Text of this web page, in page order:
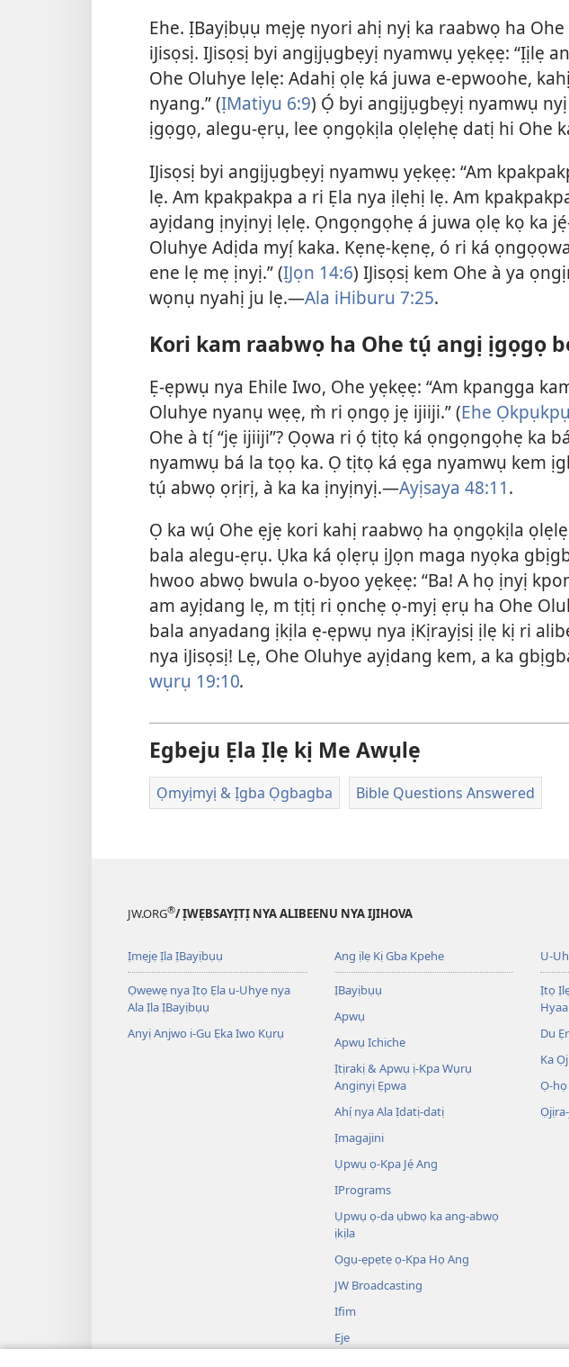
Ehe. ỊBayịbụụ mẹjẹ nyori ahị nyị ka raabwọ ha
iJisọsị. IJisọsị byi angịjụgbẹyị nyamwụ yẹkẹẹ: “Ịịlẹ
Ohe Oluhye lẹlẹ: Adahị ọlẹ ká juwa e-epwoohe,
nyang.” (ỊMatiyu 6:9) Ọ́ byi angịjụgbẹyị nyamwụ
ịgọgọ, alegu-ẹrụ, lee ọngọkịla ọlẹlẹhẹ datị hi Ohe
IJisọsị byi angịjụgbẹyị nyamwụ yẹkẹẹ: “Am
lẹ. Am kpakpakpa a ri Ẹla nya ịlẹhị lẹ. Am
ayịdang ịnyịnyị lẹlẹ. Ọngọngọhẹ á juwa ọlẹ kọ ka
Oluhye Adịda myị́ kaka. Kẹnẹ-kẹnẹ, ó ri ká
ene lẹ mẹ ịnyị.” (ỊJọn 14:6) IJisọsị kem Ohe à ya
wọnụ nyahị ju lẹ.—Ala iHiburu 7:25.
Kori kam raabwọ ha Ohe tụ́ angị ịgọgọ
Ẹ-ẹpwụ nya Ehile Iwo, Ohe yẹkẹẹ: “Am kpangga
Oluhye nyanụ wẹẹ, m̀ ri ọngọ jẹ ijiiji.” (Ehe
Ohe à tị́ “jẹ ijiiji”? Ọọwa ri ọ́ tịtọ ká ọngọngọhẹ ka
nyamwụ bá la tọọ ka. Ọ tịtọ ká ẹga nyamwụ kem
tụ́ abwọ ọrịrị, à ka ka ịnyịnyị.—Ayịsaya 48:11.
Ọ ka wụ́ Ohe ẹjẹ kori kahị raabwọ ha ọngọkịla
bala alegu-ẹrụ. Ụka ká ọlẹrụ ịJọn maga nyọka
hwoo abwọ bwula o-byoo yẹkẹẹ: “Ba! A họ ịnyị
am ayịdang lẹ, m tịtị ri ọnchẹ ọ-myị ẹrụ ha Ohe
bala anyadang ịkịla ẹ-ẹpwụ nya ịKịrayịsị ịlẹ kị ri
nya iJisọsị! Lẹ, Ohe Oluhye ayịdang kem, a ka
wụrụ 19:10.
Egbeju Ẹla Ịlẹ kị Me Awụlẹ
Ọmyịmyị & Ịgba Ọgbagba Bible Questions Answered
JW.ORG®/ ỊWẸBSAYỊTỊ NYA ALIBEENU NYA IJIHOVA
Ịmẹjẹ Ịla ỊBayịbụụ
Ọwẹwẹ nya Ịtọ Ẹla u-Uhye nya
Ala Ịla ỊBayịbụụ
Anyị Anjwo i-Gu Ẹka Iwo Kụrụ
Ang ịlẹ Kị Gba Kpehe
ỊBayịbụụ
Apwụ
Apwụ Ichiche
Ịtịrakị & Apwụ ị-Kpa Wụrụ
Angịnyị Ẹpwa
Ahị́ nya Ala Ịdatị-datị
Ịmagajini
Ụpwụ ọ-Kpa Jẹ́ Ang
IPrograms
Ụpwụ ọ-da ụbwọ ka ang-abwọ
ịkịla
Ọgụ-ẹpẹtẹ ọ-Kpa Họ Ang
JW Broadcasting
Ifim
Eje
U-
Ịtọ
Du
Ka
Ọ-